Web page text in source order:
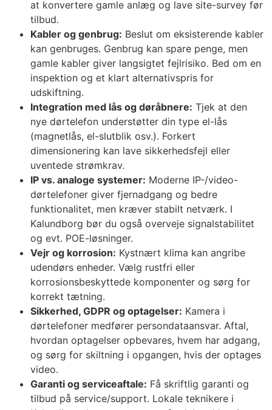
at konvertere gamle anlæg og lave site-survey før
tilbud.
Kabler og genbrug: Beslut om eksisterende kabler
kan genbruges. Genbrug kan spare penge, men
gamle kabler giver langsigtet fejlrisiko. Bed om en
inspektion og et klart alternativspris for
udskiftning.
Integration med lås og døråbnere: Tjek at den
nye dørtelefon understøtter din type el-lås
(magnetlås, el-slutblik osv.). Forkert
dimensionering kan lave sikkerhedsfejl eller
uventede strømkrav.
IP vs. analoge systemer: Moderne IP-/video-
dørtelefoner giver fjernadgang og bedre
funktionalitet, men kræver stabilt netværk. I
Kalundborg bør du også overveje signalstabilitet
og evt. POE-løsninger.
Vejr og korrosion: Kystnært klima kan angribe
udendørs enheder. Vælg rustfri eller
korrosionsbeskyttede komponenter og sørg for
korrekt tætning.
Sikkerhed, GDPR og optagelser: Kamera i
dørtelefoner medfører persondataansvar. Aftal,
hvordan optagelser opbevares, hvem har adgang,
og sørg for skiltning i opgangen, hvis der optages
video.
Garanti og serviceaftale: Få skriftlig garanti og
tilbud på service/support. Lokale teknikere i